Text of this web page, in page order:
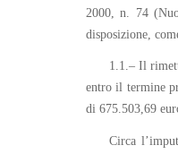
2000, n. 74
disposizione,
1.1.– Il
entro il termine
di 675.503,69
Circa